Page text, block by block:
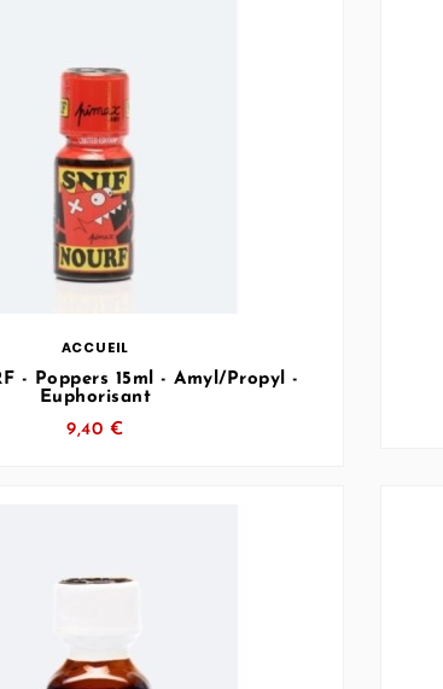
… (SVG inchangé)
ACCUEIL
- Poppers 15ml - Amyl/Propyl -
Euphorisant
9,40 €